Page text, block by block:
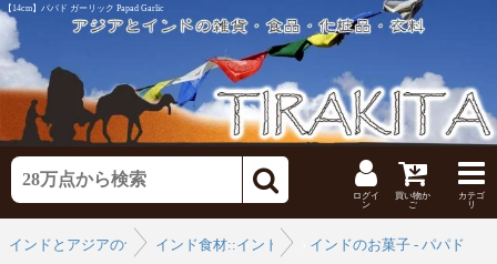
【14cm】パパド ガーリック Papad Garlic
ログイ
ン
買い物か
ご
カテゴ
リ
インドとアジアの食品・食材インド食材::インドのお菓子インドのお菓子 - パパド